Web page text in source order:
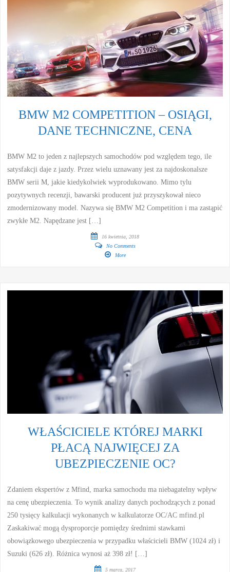
BMW M2 COMPETITION – OSIĄGI,
DANE TECHNICZNE, CENA
BMW M2 to jeden z najlepszych samochodów pod względem tego, ile
satysfakcji daje z jazdy. Przez wielu uznawany jest za najdoskonalsze
BMW serii M, jakie kiedykolwiek wyprodukowano. Mimo tylu
pozytywnych recenzji, bawarski producent już przyszykował nieco
zmodernizowany model. Nazywa się BMW M2 Competition i ma zastąpić
zwykłe M2. Napędzane jest […]
16 kwietnia, 2018
No Comments
More
WŁAŚCICIELE KTÓREJ MARKI
PŁACĄ NAJWIĘCEJ ZA
UBEZPIECZENIE OC?
Zdaniem ekspertów z Mfind, marka samochodu ma niebagatelny wpływ
na cenę ubezpieczenia. To wynik analizy danych pochodzących z ponad
250 tysięcy kalkulacji wykonanych w kalkulatorze OC/AC mfind.pl
Zaskakiwać mogą dysproporcje pomiędzy średnimi stawkami
obowiązkowego ubezpieczenia w przypadku właścicieli BMW (1024 zł) i
Suzuki (626 zł). Różnica wynosi aż 398 zł! […]
5 marca, 2017